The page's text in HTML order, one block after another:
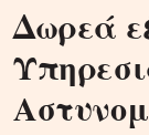
Δωρεά